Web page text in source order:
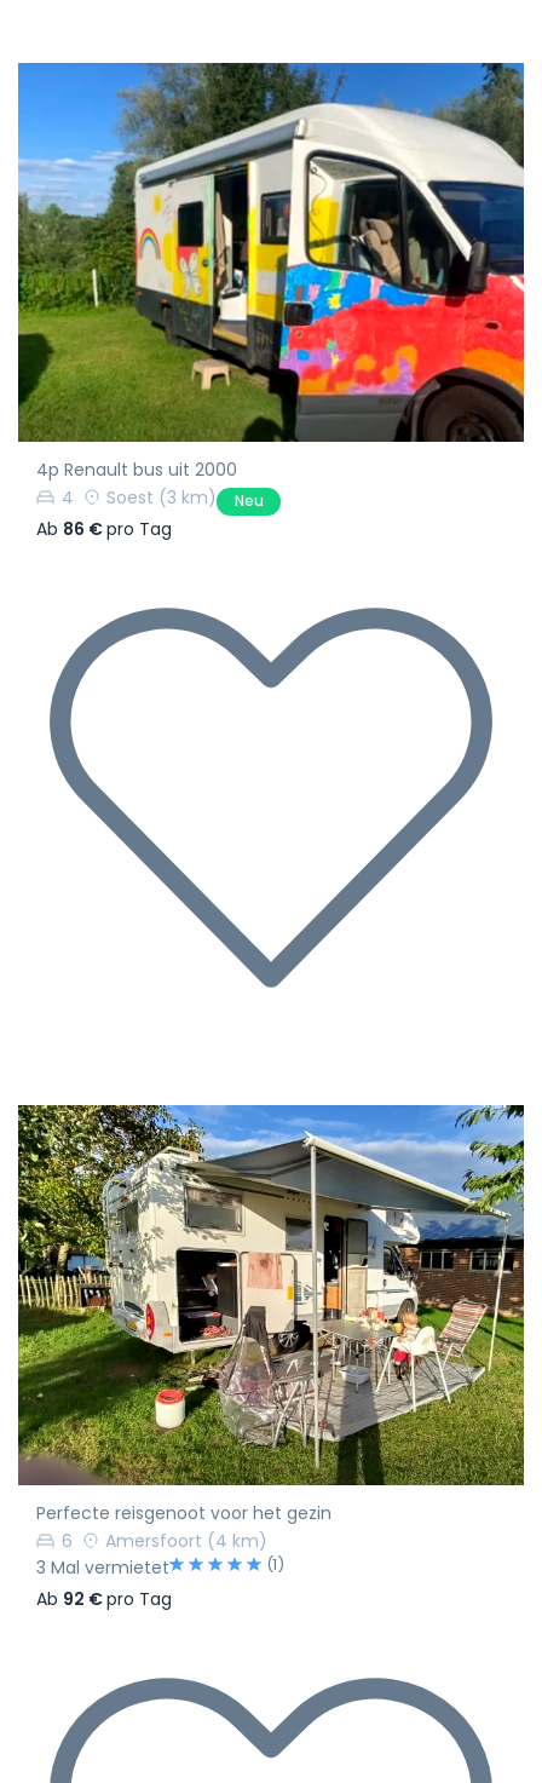
4p Renault bus uit 2000
4
Soest (3 km) Neu
Ab 86 €pro Tag
Perfecte reisgenoot voor het gezin
6
Amersfoort (4 km)
3 Mal vermietet
(1)
Ab 92 €pro Tag